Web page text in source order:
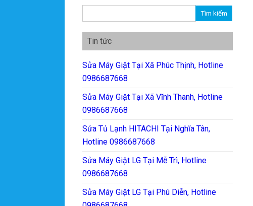
Tin tức
Sửa Máy Giặt Tại Xã Phúc Thịnh, Hotline
0986687668
Sửa Máy Giặt Tại Xã Vĩnh Thanh, Hotline
0986687668
Sửa Tủ Lạnh HITACHI Tại Nghĩa Tân,
Hotline 0986687668
Sửa Máy Giặt LG Tại Mễ Trì, Hotline
0986687668
Sửa Máy Giặt LG Tại Phú Diễn, Hotline